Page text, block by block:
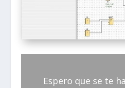
Espero que se te